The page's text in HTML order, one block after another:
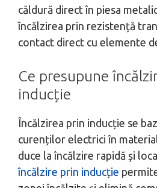
căldură direct în piesa
încălzirea prin rezistență
contact direct cu elemente
Ce presupune
inducție
Încălzirea prin inducție se
curenților electrici în
duce la încălzire rapidă și
încălzire prin inducție